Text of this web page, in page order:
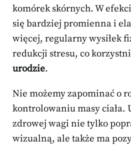
komórek skórnych. W
się bardziej promienna i
więcej, regularny wysiłek
redukcji stresu, co
urodzie.
Nie możemy zapominać o
kontrolowaniu masy ciała.
zdrowej wagi nie tylko
wizualną, ale także ma